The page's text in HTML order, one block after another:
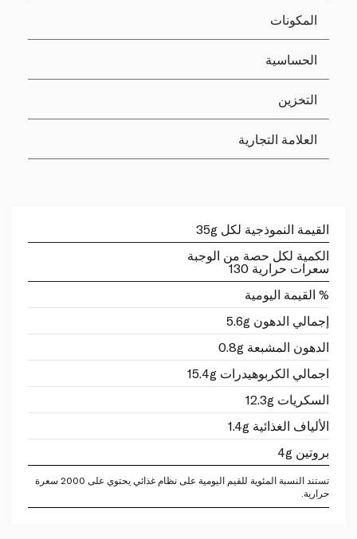
المكونات
الحساسية
التخزين
العلامة التجارية
القيمة النموذجية لكل 35g
الكمية لكل حصة من الوجبة
سعرات حرارية 130
% القيمة اليومية
إجمالي الدهون 5.6g
الدهون المشبعة 0.8g
اجمالي الكربوهيدرات 15.4g
السكريات 12.3g
الألياف الغذائية 1.4g
بروتين 4g
تستند النسبة المئوية للقيم اليومية على نظام غذائي يحتوي على 2000 سعرة
حرارية.